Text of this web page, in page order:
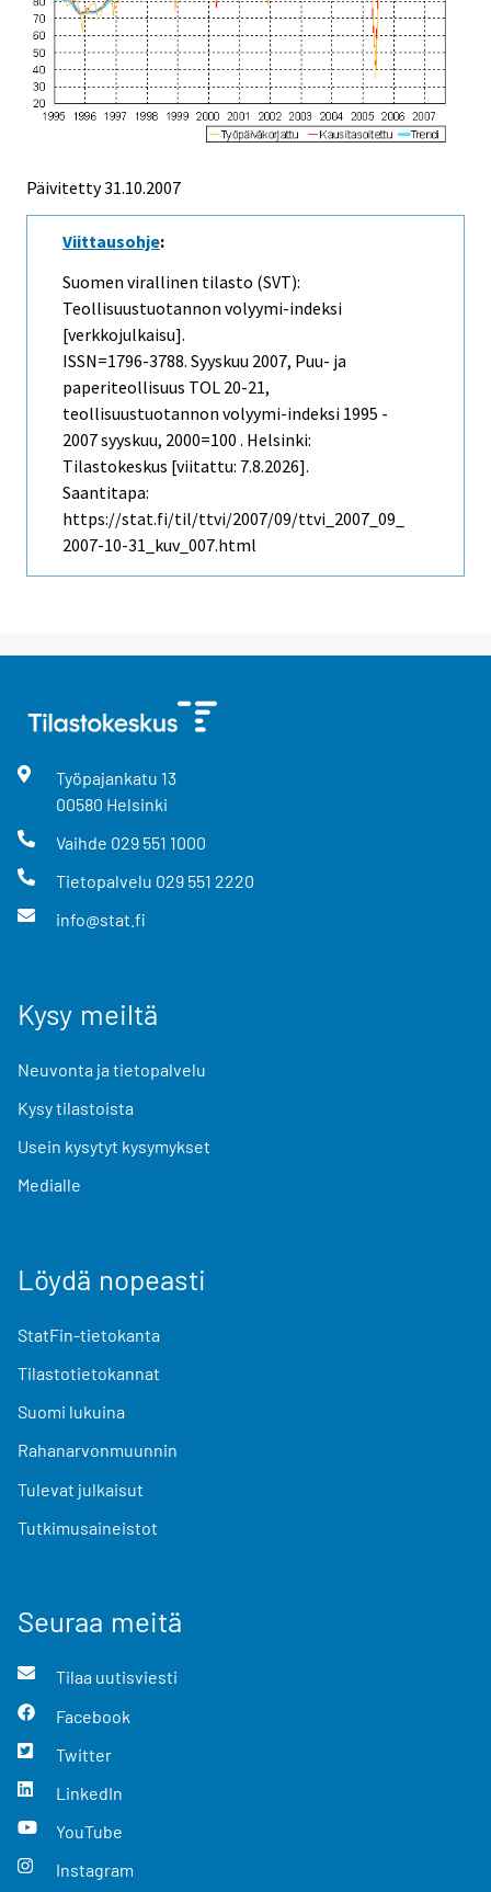
Päivitetty31.10.2007
Viittausohje:
Suomen virallinen tilasto (SVT):
Teollisuustuotannon volyymi-indeksi
[verkkojulkaisu].
ISSN=1796-3788. Syyskuu 2007, Puu- ja
paperiteollisuus TOL 20-21,
teollisuustuotannon volyymi-indeksi 1995 -
2007 syyskuu, 2000=100 . Helsinki:
Tilastokeskus [viitattu: 7.8.2026].
Saantitapa:
https://stat.fi/til/ttvi/2007/09/ttvi_2007_09_
2007-10-31_kuv_007.html
Työpajankatu 13
00580 Helsinki
Vaihde 029 551 1000
Tietopalvelu 029 551 2220
info@stat.fi
Kysy meiltä
Neuvonta ja tietopalvelu
Kysy tilastoista
Usein kysytyt kysymykset
Medialle
Löydä nopeasti
StatFin-tietokanta
Tilastotietokannat
Suomi lukuina
Rahanarvonmuunnin
Tulevat julkaisut
Tutkimusaineistot
Seuraa meitä
Tilaa uutisviesti
Facebook
Twitter
LinkedIn
YouTube
Instagram